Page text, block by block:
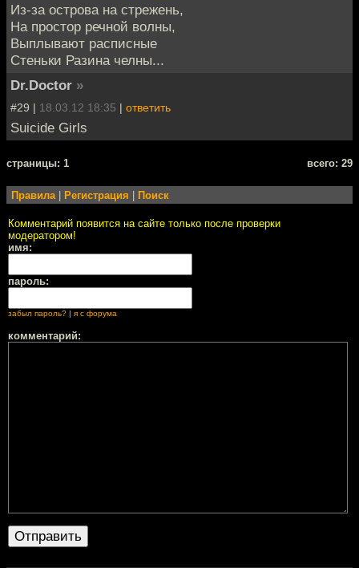
Из-за острова на стрежень,
На простор речной волны,
Выплывают расписные
Стеньки Разина челны...
Dr.Doctor »
#29 | 18.03.12 18:35 | ответить
Suicide Girls
cтраницы: 1 всего: 29
Правила | Регистрация | Поиск
Комментарий появится на сайте только после проверки
модератором!
имя:
пароль:
забыл пароль? | я с форума
комментарий: